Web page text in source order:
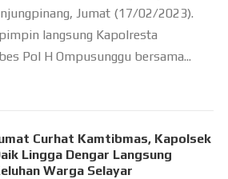
Jumat (17/02/2023).
langsung Kapolresta
Pol H Ompusunggu bersama...
Curhat Kamtibmas, Kapolsek
Lingga Dengar Langsung
Warga Selayar